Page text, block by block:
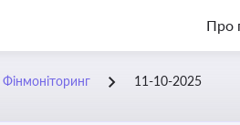
Про
Фінмоніторинг 11-10-2025